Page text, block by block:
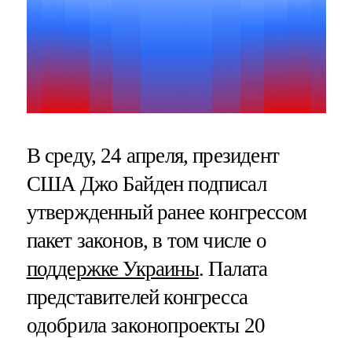
В среду, 24 апреля, президент
США Джо Байден подписал
утвержденный ранее конгрессом
пакет законов, в том числе о
поддержке Украины. Палата
представителей конгресса
одобрила законопроекты 20